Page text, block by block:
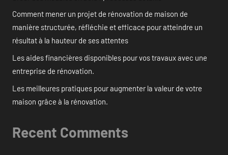
Comment mener un projet de rénovation de maison de
manière structurée, réfléchie et efficace pour atteindre un
résultat à la hauteur de ses attentes
Les aides financières disponibles pour vos travaux avec une
entreprise de rénovation.
Les meilleures pratiques pour augmenter la valeur de votre
maison grâce à la rénovation.
Recent Comments